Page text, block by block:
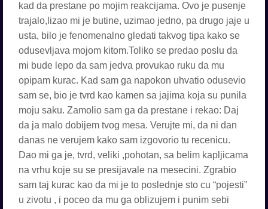
kad da prestane po mojim reakcijama. Ovo je pusenje
trajalo,lizao mi je butine, uzimao jedno, pa drugo jaje u
usta, bilo je fenomenalno gledati takvog tipa kako se
odusevljava mojom kitom.Toliko se predao poslu da
mi bude lepo da sam jedva provukao ruku da mu
opipam kurac. Kad sam ga napokon uhvatio odusevio
sam se, bio je tvrd kao kamen sa jajima koja su punila
moju saku. Zamolio sam ga da prestane i rekao: Daj
da ja malo dobijem tvog mesa. Verujte mi, da ni dan
danas ne verujem kako sam izgovorio tu recenicu.
Dao mi ga je, tvrd, veliki ,pohotan, sa belim kapljicama
na vrhu koje su se presijavale na mesecini. Zgrabio
sam taj kurac kao da mi je to poslednje sto cu “pojesti”
u zivotu , i poceo da mu ga oblizujem i punim sebi